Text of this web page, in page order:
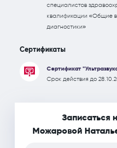
специалистов
квалификации «Общие
диагностики»
Сертификаты
Сертификат
Срок действия до
Записаться
Можаровой